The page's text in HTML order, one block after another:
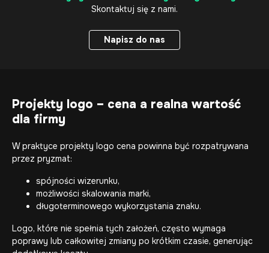
Skontaktuj się z nami.
Napisz do nas
Projekty logo – cena a realna wartość
dla firmy
W praktyce projekty logo cena powinna być rozpatrywana
przez pryzmat:
spójności wizerunku,
możliwości skalowania marki,
długoterminowego wykorzystania znaku.
Logo, które nie spełnia tych założeń, często wymaga
poprawy lub całkowitej zmiany po krótkim czasie, generując